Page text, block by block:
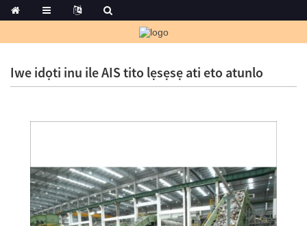
Iwe idọti inu ile AIS tito lẹsẹsẹ ati eto atunlo